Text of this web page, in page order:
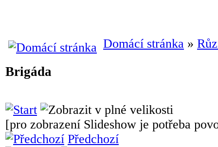
Domácí stránka »
Brigáda
[pro zobrazení Slideshow je potřeba
Předchozí